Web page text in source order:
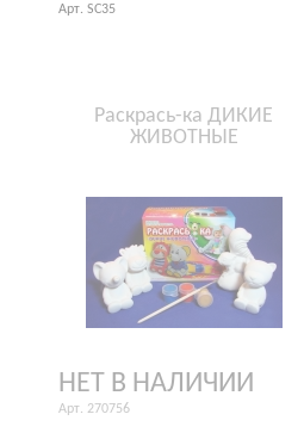
Арт. SC35
Раcкрась-ка ДИКИЕ
ЖИВОТНЫЕ
НЕТ В НАЛИЧИИ
Арт. 270756